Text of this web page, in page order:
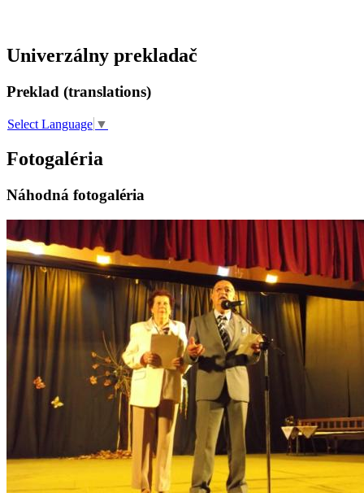
Univerzálny prekladač
Preklad (translations)
Select Language ▼
Fotogaléria
Náhodná fotogaléria